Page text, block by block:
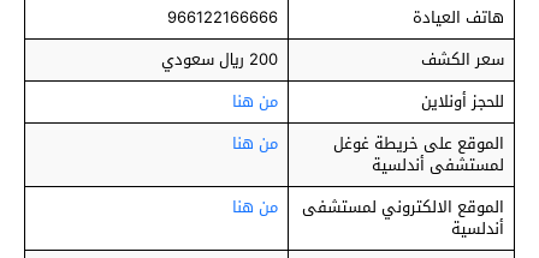
هاتف العيادة
966122166666
سعر الكشف
200 ريال سعودي
للحجز أونلاين
من هنا
الموقع على خريطة غوغل
لمستشفى أندلسية
من هنا
الموقع الالكتروني لمستشفى
أندلسية
من هنا